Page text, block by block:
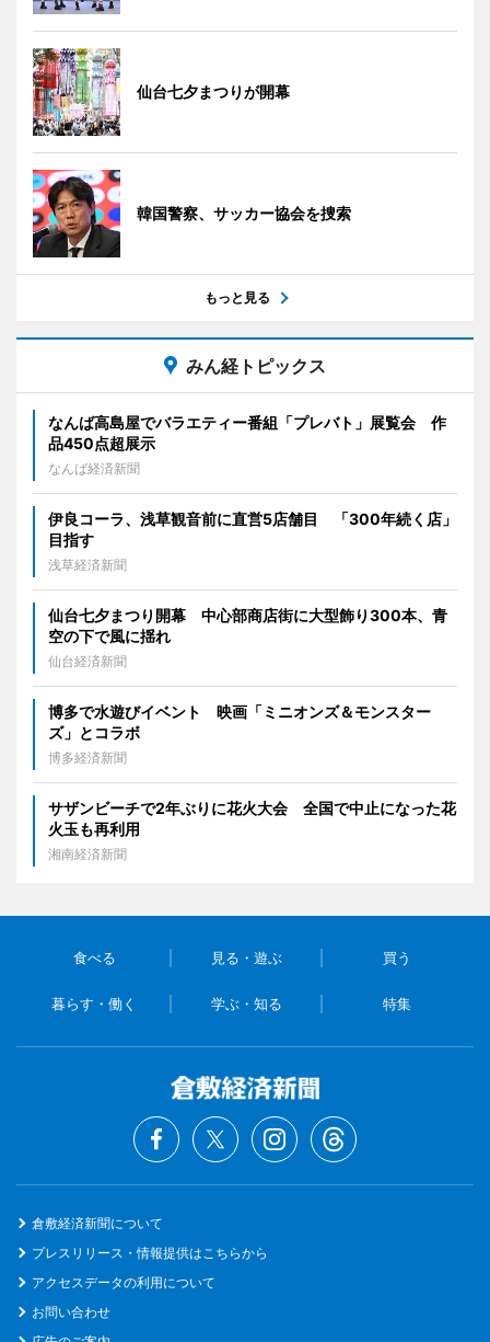
仙台七夕まつりが開幕
韓国警察、サッカー協会を捜索
もっと見る
みん経トピックス
なんば高島屋でバラエティー番組「プレバト」展覧会 作
品450点超展示
なんば経済新聞
伊良コーラ、浅草観音前に直営5店舗目 「300年続く店」
目指す
浅草経済新聞
仙台七夕まつり開幕 中心部商店街に大型飾り300本、青
空の下で風に揺れ
仙台経済新聞
博多で水遊びイベント 映画「ミニオンズ＆モンスター
ズ」とコラボ
博多経済新聞
サザンビーチで2年ぶりに花火大会 全国で中止になった花
火玉も再利用
湘南経済新聞
食べる 見る・遊ぶ 買う
暮らす・働く 学ぶ・知る 特集
倉敷経済新聞について
プレスリリース・情報提供はこちらから
アクセスデータの利用について
お問い合わせ